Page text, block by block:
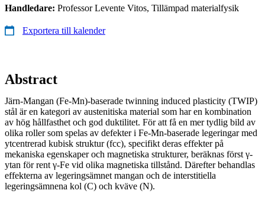
Handledare: Professor Levente Vitos, Tillämpad materialfysik
Exportera till kalender
Abstract
Järn-Mangan (Fe-Mn)-baserade twinning induced plasticity (TWIP)
stål är en kategori av austenitiska material som har en kombination
av hög hållfasthet och god duktilitet. För att få en mer tydlig bild av
olika roller som spelas av defekter i Fe-Mn-baserade legeringar med
ytcentrerad kubisk struktur (fcc), specifikt deras effekter på
mekaniska egenskaper och magnetiska strukturer, beräknas först γ-
ytan för rent γ-Fe vid olika magnetiska tillstånd. Därefter behandlas
effekterna av legeringsämnet mangan och de interstitiella
legeringsämnena kol (C) och kväve (N).